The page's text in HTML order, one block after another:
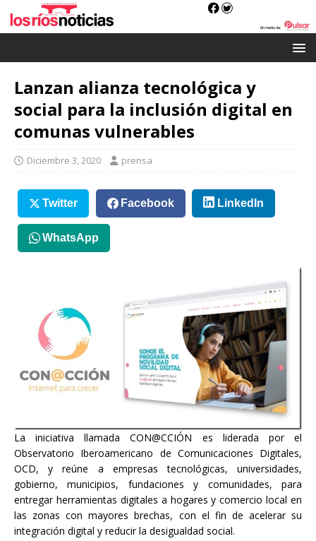
Lanzan alianza tecnológica y
social para la inclusión digital en
comunas vulnerables
Diciembre 3, 2020 prensa
Twitter Facebook LinkedIn
WhatsApp
La iniciativa llamada CON@CCIÓN es liderada por el
Observatorio Iberoamericano de Comunicaciones Digitales,
OCD, y reúne a empresas tecnológicas, universidades,
gobierno, municipios, fundaciones y comunidades, para
entregar herramientas digitales a hogares y comercio local en
las zonas con mayores brechas, con el fin de acelerar su
integración digital y reducir la desigualdad social.